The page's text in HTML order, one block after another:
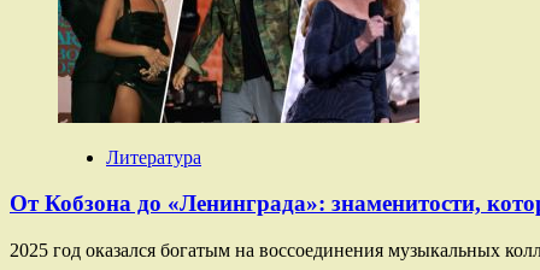
новый
масштабный
сериал
об
эмигрантах
«Константинополь»
Литература
От Кобзона до «Ленинграда»: знаменитости,
2025 год оказался богатым на воссоединения музыкальных